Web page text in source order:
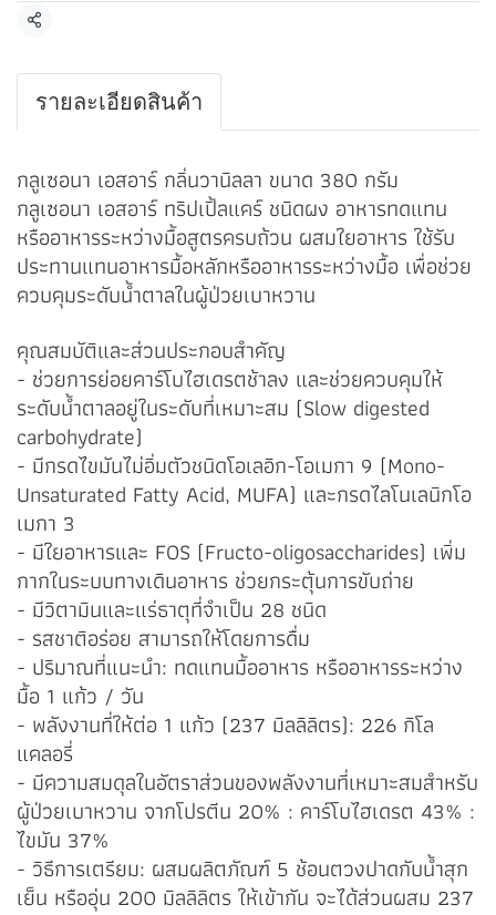
แชร์
รายละเอียดสินค้า
กลูเซอนา เอสอาร์ กลิ่นวานิลลา ขนาด 380 กรัม
กลูเซอนา เอสอาร์ ทริปเปิ้ลแคร์ ชนิดผง อาหารทดแทน
หรืออาหารระหว่างมื้อสูตรครบถ้วน ผสมใยอาหาร ใช้รับ
ประทานแทนอาหารมื้อหลักหรืออาหารระหว่างมื้อ เพื่อช่วย
ควบคุมระดับน้ำตาลในผู้ป่วยเบาหวาน
คุณสมบัติและส่วนประกอบสำคัญ
- ช่วยการย่อยคาร์โบไฮเดรตช้าลง และช่วยควบคุมให้
ระดับน้ำตาลอยู่ในระดับที่เหมาะสม (Slow digested
carbohydrate)
- มีกรดไขมันไม่อิ่มตัวชนิดโอเลอิก-โอเมกา 9 (Mono-
Unsaturated Fatty Acid, MUFA) และกรดไลโนเลนิกโอ
เมกา 3
- มีใยอาหารและ FOS (Fructo-oligosaccharides) เพิ่ม
กากในระบบทางเดินอาหาร ช่วยกระตุ้นการขับถ่าย
- มีวิตามินและแร่ธาตุที่จำเป็น 28 ชนิด
- รสชาติอร่อย สามารถให้โดยการดื่ม
- ปริมาณที่แนะนำ: ทดแทนมื้ออาหาร หรืออาหารระหว่าง
มื้อ 1 แก้ว / วัน
- พลังงานที่ให้ต่อ 1 แก้ว (237 มิลลิลิตร): 226 กิโล
แคลอรี่
- มีความสมดุลในอัตราส่วนของพลังงานที่เหมาะสมสำหรับ
ผู้ป่วยเบาหวาน จากโปรตีน 20% : คาร์โบไฮเดรต 43% :
ไขมัน 37%
- วิธีการเตรียม: ผสมผลิตภัณฑ์ 5 ช้อนตวงปาดกับน้ำสุก
เย็น หรืออุ่น 200 มิลลิลิตร ให้เข้ากัน จะได้ส่วนผสม 237